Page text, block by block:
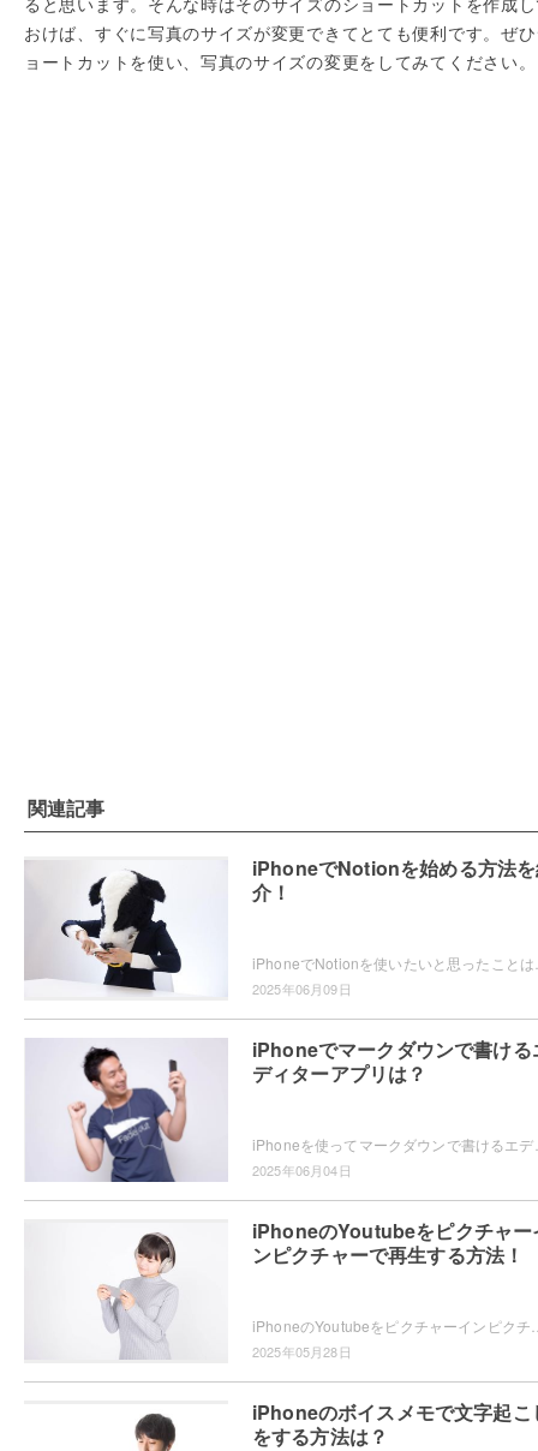
おけば、すぐに写真のサイズが変更できてとても便利です。ぜ
ョートカットを使い、写真のサイズの変更をしてみてください。
関連記事
iPhoneでNotionを始める方法
介！
2025年06月09日
iPhoneでマークダウンで書ける
ディターアプリは？
2025年06月04日
iPhoneのYoutubeをピクチャー
ンピクチャーで再生する方法！
2025年05月28日
iPhoneのボイスメモで文字起こ
をする方法は？